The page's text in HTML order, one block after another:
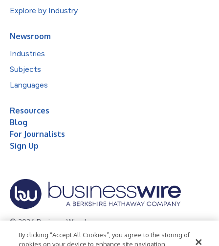
Explore by Industry
Newsroom
Industries
Subjects
Languages
Resources
Blog
For Journalists
Sign Up
© 2026 Business Wire, Inc.
Privacy Policy Cookie Policy Accessibility Statement
By clicking “Accept All Cookies”, you agree to the storing of
cookies on your device to enhance site navigation,